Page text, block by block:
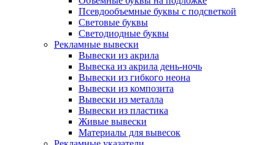
Псевдообъемные буквы с подсветкой
Световые буквы
Светодиодные буквы
Рекламные вывески
Вывески из акрила
Вывеска из акрила день-ночь
Вывески из гибкого неона
Вывески из композита
Вывески из металла
Вывески из пластика
Живые вывески
Материалы для вывесок